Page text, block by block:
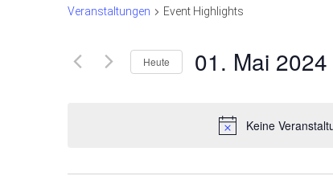
Keine
Veranstaltungen Event Highlights
Heute 01. Mai 2024